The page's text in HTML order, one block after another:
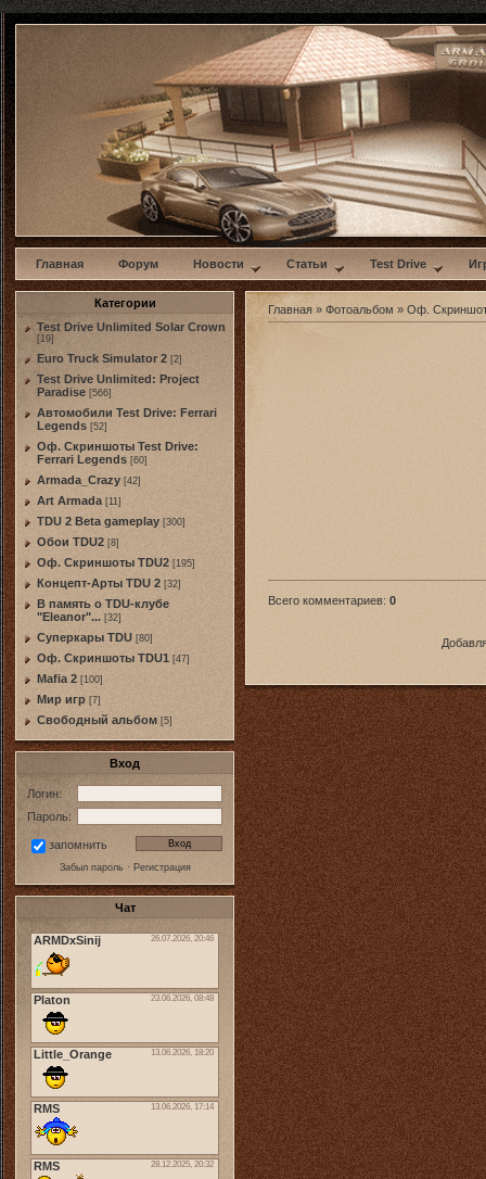
w
Главная Форум Новости Статьи Test Drive
Категории
Test Drive Unlimited Solar Crown
[19]
Euro Truck Simulator 2 [2]
Test Drive Unlimited: Project
Paradise [566]
Автомобили Test Drive: Ferrari
Legends [52]
Оф. Скриншоты Test Drive:
Ferrari Legends [60]
Armada_Crazy [42]
Art Armada [11]
TDU 2 Beta gameplay [300]
Обои TDU2 [8]
Оф. Скриншоты TDU2 [195]
Концепт-Арты TDU 2 [32]
В память о TDU-клубе
"Eleanor"... [32]
Суперкары TDU [80]
Оф. Скриншоты TDU1 [47]
Mafia 2 [100]
Мир игр [7]
Свободный альбом [5]
Вход
Логин:
Пароль:
запомнить
Забыл пароль· Регистрация
Чат
Главная » Фотоальбом » Оф.
Всего комментариев: 0